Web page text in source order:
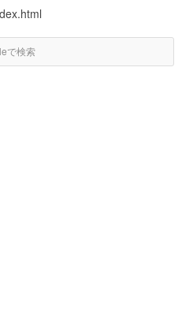
で検索